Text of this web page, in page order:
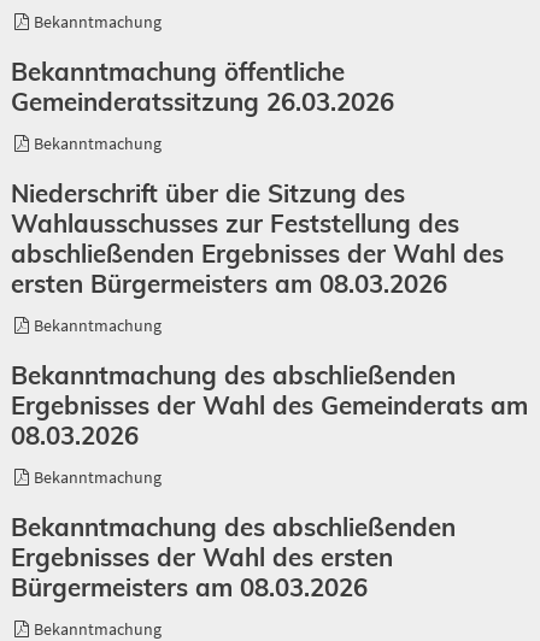
Bekanntmachung
Bekanntmachung öffentliche
Gemeinderatssitzung 26.03.2026
Bekanntmachung
Niederschrift über die Sitzung des
Wahlausschusses zur Feststellung des
abschließenden Ergebnisses der Wahl des
ersten Bürgermeisters am 08.03.2026
Bekanntmachung
Bekanntmachung des abschließenden
Ergebnisses der Wahl des Gemeinderats am
08.03.2026
Bekanntmachung
Bekanntmachung des abschließenden
Ergebnisses der Wahl des ersten
Bürgermeisters am 08.03.2026
Bekanntmachung